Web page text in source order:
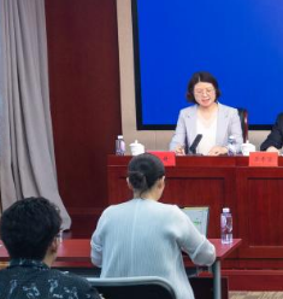
直播 節目單 欄目